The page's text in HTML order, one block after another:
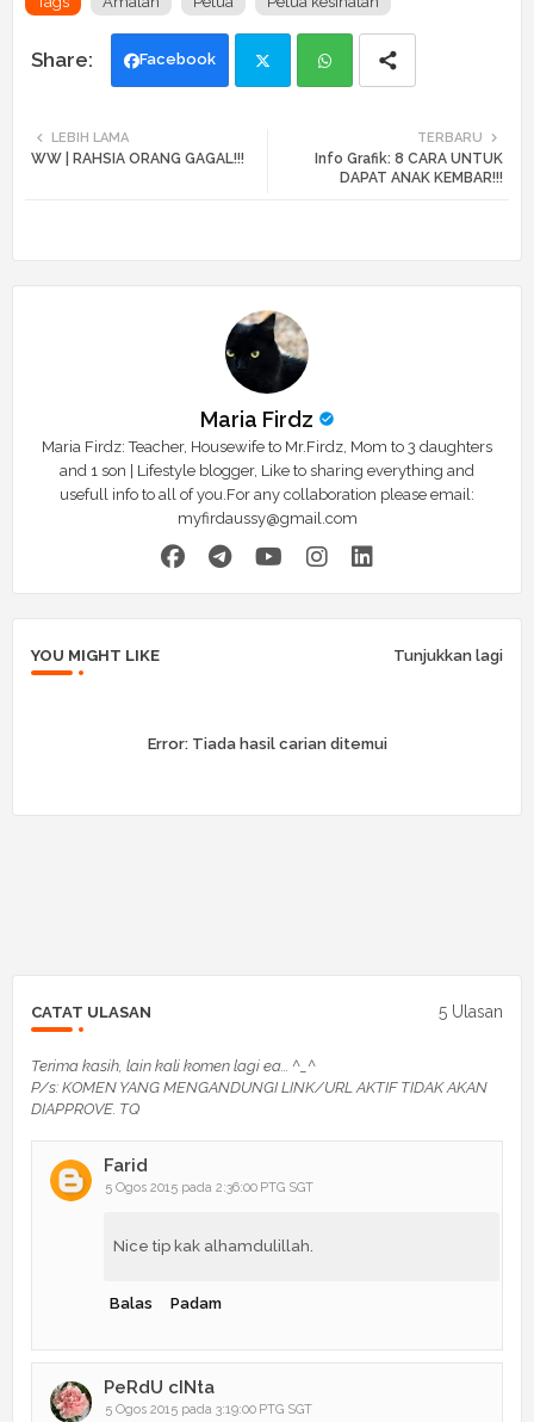
Facebook
ats
TERBARU
Info Grafik: 8 CARA UNTUK
DAPAT ANAK KEMBAR!!!
LEBIH LAMA
WW | RAHSIA ORANG GAGAL!!!
Maria Firdz
Maria Firdz: Teacher, Housewife to Mr.Firdz, Mom to 3 daughters
and 1 son | Lifestyle blogger, Like to sharing everything and
usefull info to all of you.For any collaboration please email:
myfirdaussy@gmail.com
YOU MIGHT LIKE Tunjukkan lagi
Error:Tiada hasil carian ditemui
CATAT ULASAN 5 Ulasan
Terima kasih, lain kali komen lagi ea... ^_^
P/s: KOMEN YANG MENGANDUNGI LINK/URL AKTIF TIDAK AKAN
DIAPPROVE. TQ
Farid
5 Ogos 2015 pada 2:36:00 PTG SGT
Nice tip kak alhamdulillah.
Balas Padam
PeRdU cINta
5 Ogos 2015 pada 3:19:00 PTG SGT